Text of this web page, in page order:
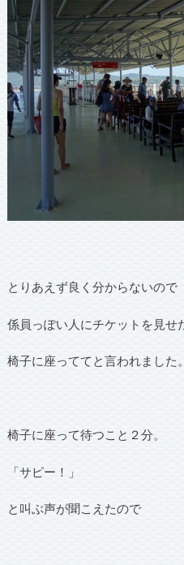
とりあえず良く分からないので
係員っぽい人にチケットを見せ
椅子に座っててと言われました。
椅子に座って待つこと２分。
「サピー！」
と叫ぶ声が聞こえたので